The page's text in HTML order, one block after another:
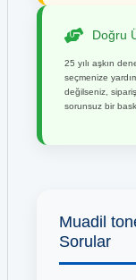
Doğru
25 yılı aşkın
seçmenize
değilseniz,
sorunsuz bir
Muadil
Sorular